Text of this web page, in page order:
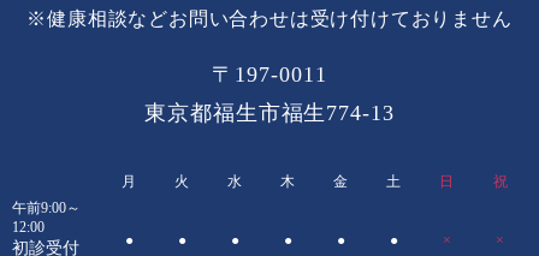
※健康相談などお問い合わせは受け付けておりません
〒197-0011
東京都福生市福生774-13
月 火 水 木 金 土 日
祝
午前9:00～
12:00
初診受付
● ● ● ● ● ● × ×